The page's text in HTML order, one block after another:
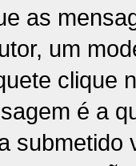
as
um
clique
é a